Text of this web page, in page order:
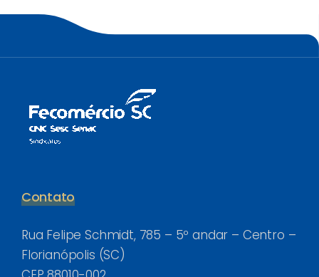
Contato
Rua Felipe Schmidt, 785 – 5º andar – Centro –
Florianópolis (SC)